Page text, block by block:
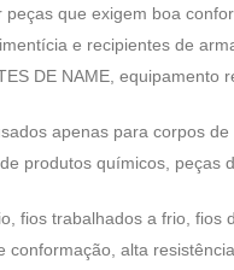
que exigem boa
e recipientes de
DE NAME, equipamento
​​apenas para corpos
produtos químicos, peças
fios trabalhados a frio,
conformação, alta